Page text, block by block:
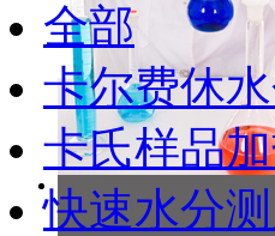
全部
卡尔费休
卡氏样品
快速水分